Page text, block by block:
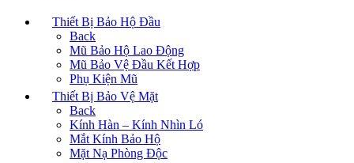
Thiết Bị Bảo Hộ Đầu
Back
Mũ Bảo Hộ Lao Động
Mũ Bảo Vệ Đầu Kết Hợp
Phụ Kiện Mũ
Thiết Bị Bảo Vệ Mặt
Back
Kính Hàn – Kính Nhìn Ló
Mắt Kính Bảo Hộ
Mặt Nạ Phòng Độc